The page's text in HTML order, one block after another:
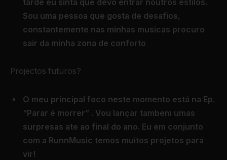
tarde eu sinta que devo entrar noutros estilos.
Sou uma pessoa que gosta de desafios,
constantemente nas minhas musicas procuro
sair da minha zona de conforto
Projectos futuros?
O meu principal foco neste momento está na Ep.
“Parar é morrer” . Vou lançar tambem umas
surpresas ate ao final do ano. Eu em conjunto
com a RunnMusic temos muitos projetos para
vir!